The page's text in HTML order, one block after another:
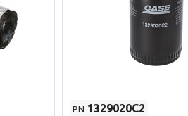
PN 1329020C2